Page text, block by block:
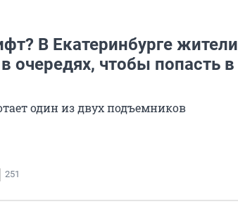
В Екатеринбурге жители
очередях, чтобы попасть в
один из двух подъемников
251